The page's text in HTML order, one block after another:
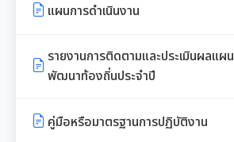
แผนการดำเนินงาน
แผนดำเนินงานประจำปี
งานประจำปีรอบ 6 เดือน
รายงานการติดตามและประเมินผลแผน
พัฒนาท้องถิ่นประจำปี
คู่มือหรือมาตรฐานการปฏิบัติงาน